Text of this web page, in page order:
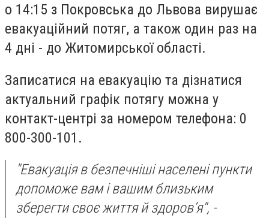
о 14:15 з Покровська до Львова вирушає
евакуаційний потяг, а також один раз на
4 дні - до Житомирської області.
Записатися на евакуацію та дізнатися
актуальний графік потягу можна у
контакт-центрі за номером телефона: 0
800-300-101.
"Евакуація в безпечніші населені пункти
допоможе вам і вашим близьким
зберегти своє життя й здоров’я", -